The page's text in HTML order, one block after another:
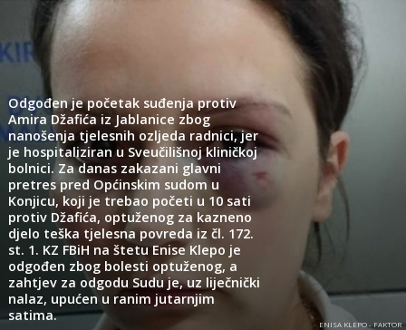
Odgođen je početak suđenja protiv
Amira Džafića iz Jablanice zbog
nanošenja tjelesnih ozljeda radnici, jer
je hospitaliziran u Sveučilišnoj kliničkoj
bolnici. Za danas zakazani glavni
pretres pred Općinskim sudom u
Konjicu, koji je trebao početi u 10 sati
protiv Džafića, optuženog za kazneno
djelo teška tjelesna povreda iz čl. 172.
st. 1. KZ FBiH na štetu Enise Klepo je
odgođen zbog bolesti optuženog, a
zahtjev za odgodu Sudu je, uz liječnički
nalaz, upućen u ranim jutarnjim
satima.
ENISA KLEPO - FAKTOR